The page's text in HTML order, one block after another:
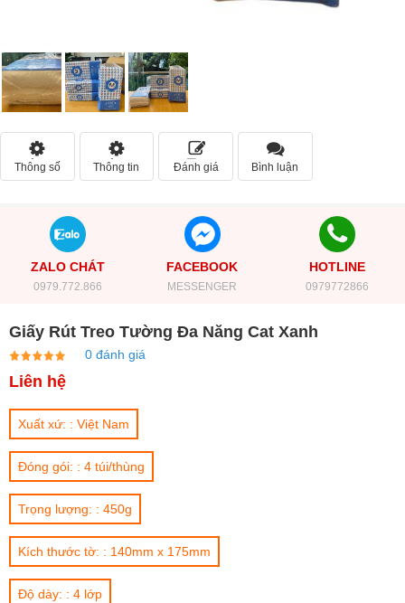
Thông số Thông tin Đánh giá Bình luận
ZALO CHÁT
0979.772.866
FACEBOOK
MESSENGER
HOTLINE
0979772866
Giấy Rút Treo Tường Đa Năng Cat Xanh
0 đánh giá
Liên hệ
Xuất xứ: : Việt Nam
Đóng gói: : 4 túi/thùng
Trọng lượng: : 450g
Kích thước tờ: : 140mm x 175mm
Độ dày: : 4 lớp